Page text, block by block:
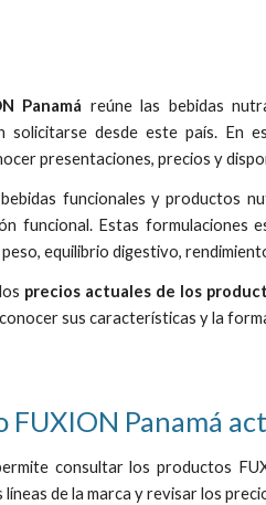
Panamá reúne las bebidas
solicitarse desde este país. En
presentaciones, precios y
funcionales y productos
funcional. Estas formulaciones
equilibrio digestivo,
precios actuales de los
sus características y la
FUXION Panamá
consultar los productos
de la marca y revisar los